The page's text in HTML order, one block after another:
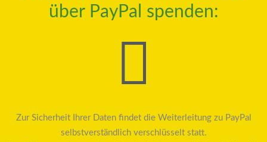
über PayPal spenden:
Zur Sicherheit Ihrer Daten findet die Weiterleitung zu PayPal
selbstverständlich verschlüsselt statt.